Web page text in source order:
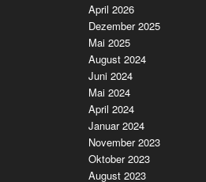
April 2026
Dezember 2025
Mai 2025
August 2024
Juni 2024
Mai 2024
April 2024
Januar 2024
November 2023
Oktober 2023
August 2023